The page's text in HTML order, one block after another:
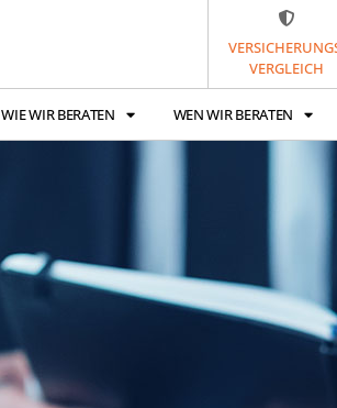
VERGLEICH
WIE WIR BERATEN WEN WIR BERATEN